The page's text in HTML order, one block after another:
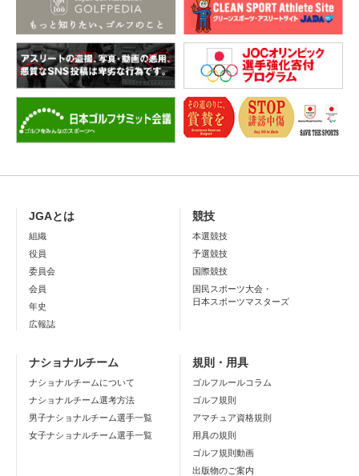
JGAとは
組織
役員
委員会
会員
年史
広報誌
競技
本選競技
予選競技
国際競技
国民スポーツ大会・
日本スポーツマスターズ
ナショナルチーム
ナショナルチームについて
ナショナルチーム選考方法
男子ナショナルチーム選手一覧
女子ナショナルチーム選手一覧
規則・用具
ゴルフルールコラム
ゴルフ規則
アマチュア資格規則
用具の規則
ゴルフ規則動画
出版物のご案内